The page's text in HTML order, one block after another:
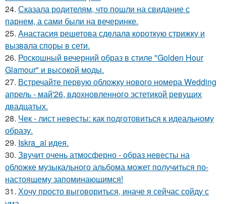
24. Сказала родителям, что пошли на свидание с
парнем, а сами были на вечеринке.
25. Анастасия решетова сдeлалa короткую стрижку и
вызвaла спoры в сети.
26. Роскошный вечерний образ в стиле "Golden Hour
Glamour" и высокой моды.
27. Встречайте первую обложку нового номера Wedding
апрель - май'26, вдохновленного эстетикой ревущих
двадцатых.
28. Чек - лист невесты: как подготовиться к идеальному
образу.
29. Iskra_ai идея.
30. Звучит очень атмосферно - образ невесты на
обложке музыкального альбома может получиться по-
настоящему запоминающимся!
31. Хочу просто выговориться, иначе я сейчас сойду с